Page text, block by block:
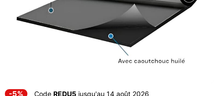
-5% Code REDU5 jusqu'au 14 août 2026